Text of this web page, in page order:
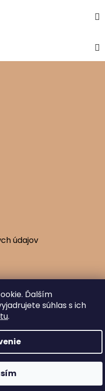
Ďalším
súhlas s ich
tu.
údajov
. Všetky práva